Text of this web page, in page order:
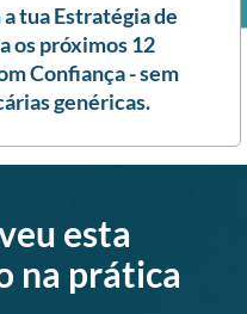
tua Estratégia de
os próximos 12
Confiança - sem
genéricas.
esta
na prática